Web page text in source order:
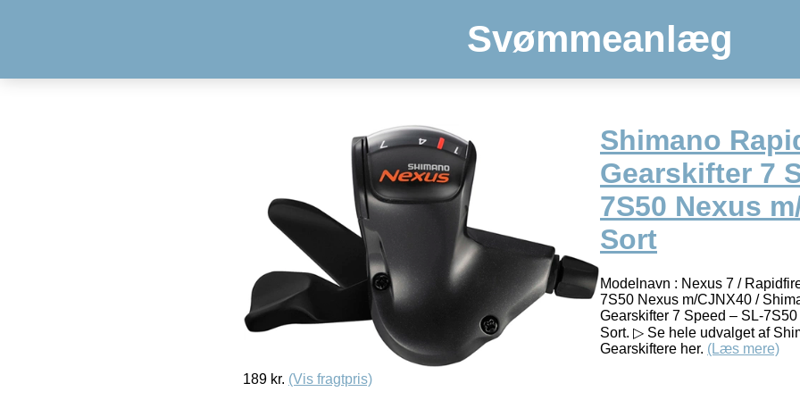
Svømmeanlæg
Shimano
Gearskifter 7
7S50 Nexus
Sort
Modelnavn : Nexus 7 /
7S50 Nexus m/CJNX40 /
Gearskifter 7 Speed – SL-
Sort. ▷ Se hele udvalget af
Gearskiftere her. (Læs mere)
189 kr. (Vis fragtpris)